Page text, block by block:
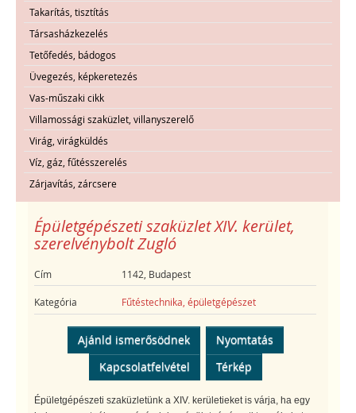
Takarítás, tisztítás
Társasházkezelés
Tetőfedés, bádogos
Üvegezés, képkeretezés
Vas-műszaki cikk
Villamossági szaküzlet, villanyszerelő
Virág, virágküldés
Víz, gáz, fűtésszerelés
Zárjavítás, zárcsere
Épületgépészeti szaküzlet XIV. kerület,
szerelvénybolt Zugló
Cím 1142, Budapest
Kategória Fűtéstechnika, épületgépészet
Ajánld ismerősödnek
Nyomtatás
Kapcsolatfelvétel
Térkép
Épületgépészeti szaküzletünk a XIV. kerületieket is várja, ha egy